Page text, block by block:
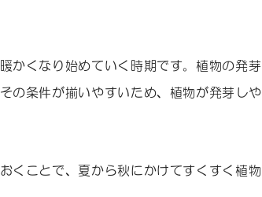
かくなり始めていく時期です。植物の発芽
の条件が揃いやすいため、植物が発芽しや
くことで、夏から秋にかけてすくすく植物